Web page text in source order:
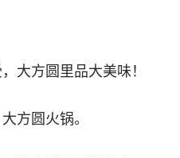
大方圆里品大美味！
方圆火锅。